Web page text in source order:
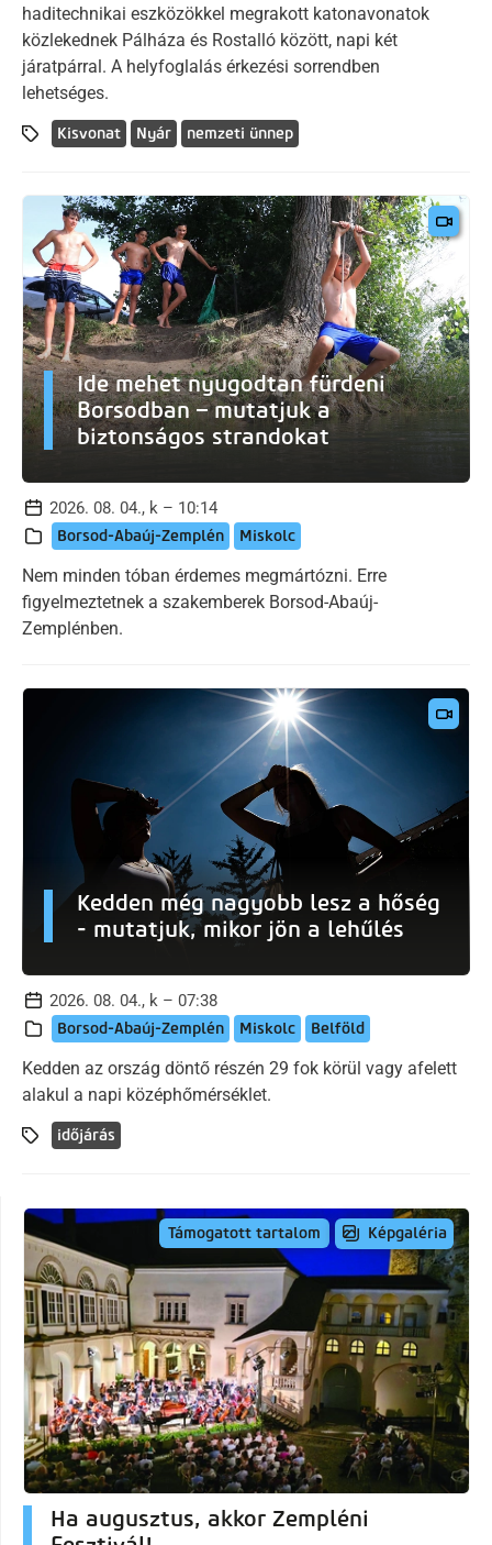
haditechnikai eszközökkel megrakott katonavonatok
közlekednek Pálháza és Rostalló között, napi két
járatpárral. A helyfoglalás érkezési sorrendben
lehetséges.
Kisvonat Nyár nemzeti ünnep
Ide mehet nyugodtan fürdeni
Borsodban – mutatjuk a
biztonságos strandokat
2026. 08. 04., k – 10:14
Borsod-Abaúj-Zemplén Miskolc
Nem minden tóban érdemes megmártózni. Erre
figyelmeztetnek a szakemberek Borsod-Abaúj-
Zemplénben.
Kedden még nagyobb lesz a hőség
- mutatjuk, mikor jön a lehűlés
2026. 08. 04., k – 07:38
Borsod-Abaúj-Zemplén Miskolc Belföld
Kedden az ország döntő részén 29 fok körül vagy afelett
alakul a napi középhőmérséklet.
időjárás
Támogatott tartalom Képgaléria
Ha augusztus, akkor Zempléni